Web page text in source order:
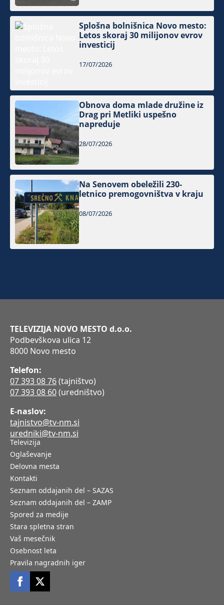
Splošna bolnišnica Novo mesto:
Letos skoraj 30 milijonov evrov
investicij
17/07/2026
Obnova doma mlade družine iz
Drag pri Metliki uspešno
napreduje
28/07/2026
Na Senovem obeležili 230-
letnico premogovništva v kraju
08/07/2026
TELEVIZIJA NOVO MESTO d.o.o.
Podbevškova ulica 12
8000 Novo mesto
Telefon:
07 393 08 76(tajništvo)
07 393 08 60(uredništvo)
E-naslov:
tajnistvo@tv-nm.si
uredniki@tv-nm.si
Televizija
Oglaševanje
Delovna mesta
Kontakti
Seznam oddajanih del – SAZAS
Seznam oddajanih del – ZAMP
Spored za medije
Stara spletna stran
Vaš mesečnik
Osebnost leta
Pravila nagradnih iger